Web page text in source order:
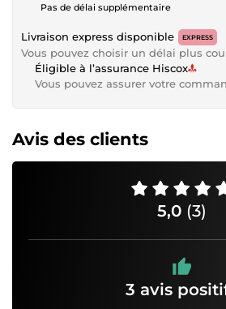
Pas de délai supplémentaire
Livraison express disponible EXPRESS
Vous pouvez choisir un délai plus
Éligible à l’assurance Hiscox
Vous pouvez assurer votre
Avis des clients
5,0 (3)
3 avis